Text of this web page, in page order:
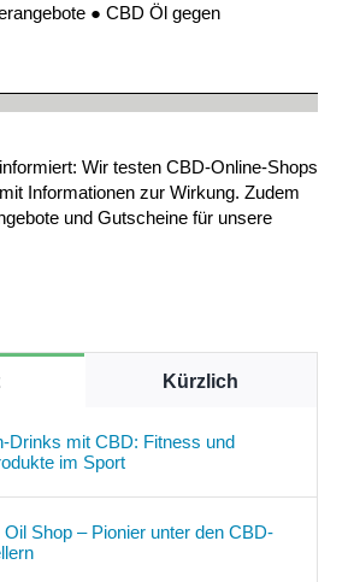
● CBD Öl gegen
Wir testen CBD-Online-Shops
Informationen zur Wirkung. Zudem
und Gutscheine für unsere
Kürzlich
Drinks mit CBD: Fitness und
im Sport
Oil Shop – Pionier unter den CBD-